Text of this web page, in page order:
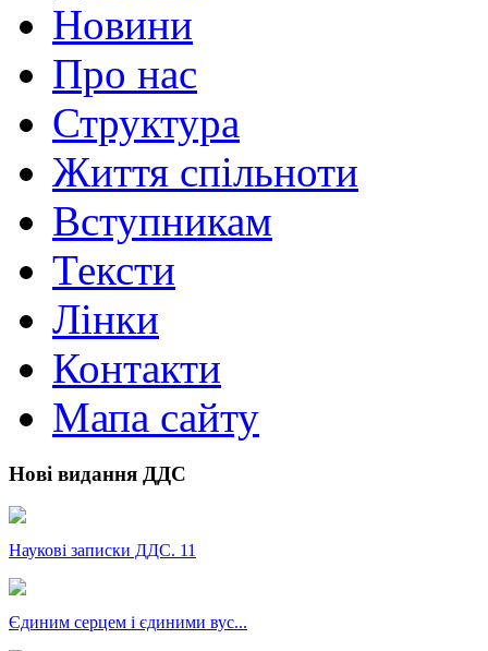
Новини
Про нас
Структура
Життя спільноти
Вступникам
Тексти
Лінки
Контакти
Мапа сайту
Нові видання ДДС
Наукові записки ДДС. 11
Єдиним серцем і єдиними вус...